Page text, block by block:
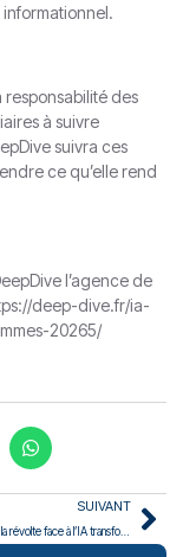
informationnel.
des
à suivre
suivra ces
ce qu’elle rend
l’agence de
deep-dive.fr/ia-
20265/
SUIVANT
IA et entreprises : la révolte face à l’IA transforme la stratégie